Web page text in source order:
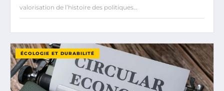
valorisation de l’histoire des politiques…
ÉCOLOGIE ET DURABILITÉ